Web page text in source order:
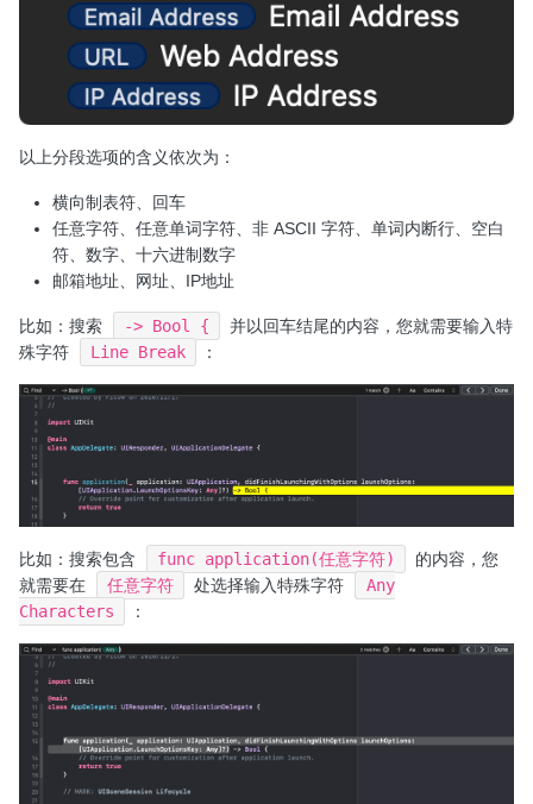
以上分段选项的含义依次为：
横向制表符、回车
任意字符、任意单词字符、非 ASCII 字符、单词内断行、空白
符、数字、十六进制数字
邮箱地址、网址、IP地址
比如：搜索 -> Bool {
并以回车结尾的内容，您就需要输入特
殊字符
Line Break ：
比如：搜索包含 func application(任意字符)
的内容，您
就需要在
任意字符 处选择输入特殊字符
Any
Characters
：